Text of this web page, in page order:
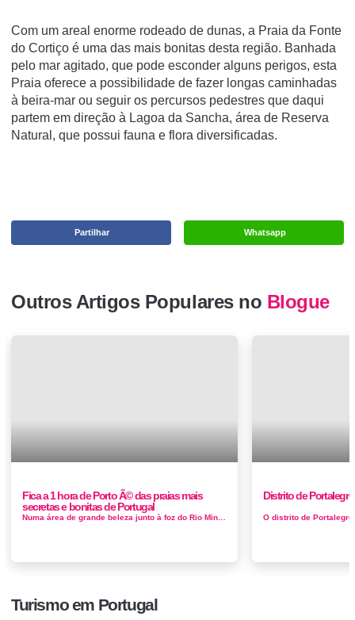
Com um areal enorme rodeado de dunas, a Praia da Fonte
do Cortiço é uma das mais bonitas desta região. Banhada
pelo mar agitado, que pode esconder alguns perigos, esta
Praia oferece a possibilidade de fazer longas caminhadas
à beira-mar ou seguir os percursos pedestres que daqui
partem em direção à Lagoa da Sancha, área de Reserva
Natural, que possui fauna e flora diversificadas.
Whatsapp
Partilhar
Outros Artigos Populares no Blogue
Fica a 1 hora de Porto Ã© das praias mais
secretas e bonitas de Portugal
Distrito de
Turismo em Portugal